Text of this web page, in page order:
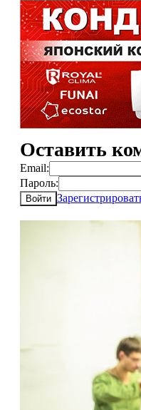
Оставить
Email:
Пароль:
Войти